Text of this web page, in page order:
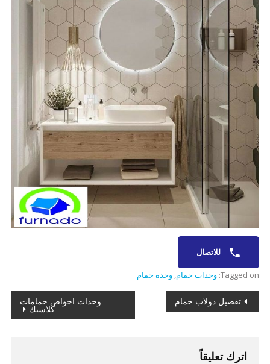
للاتصال
Tagged on: وحدات حمام وحدة حمام
تصفّح
تفصيل دولاب حمام وحدات احواض حمامات
كلاسيك
اترك تعليقاً